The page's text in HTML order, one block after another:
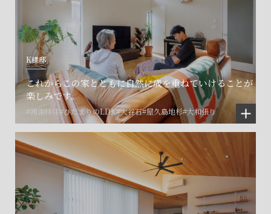
K様邸
これからこの家とともに自然に歳を重ねていけることが
楽しみです。
#湘南移住#ひだまりのLDK#大谷石#屋久島地杉#大和張り